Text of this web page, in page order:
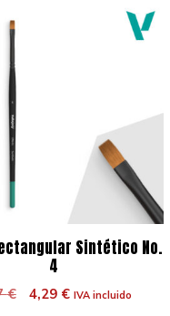
Sintético No.
4
€
El
4,29 €ElIVA incluido